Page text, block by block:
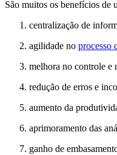
São muitos os benefícios de
centralização de
agilidade no processo
melhora no controle e
redução de erros e
aumento da
aprimoramento das
ganho de